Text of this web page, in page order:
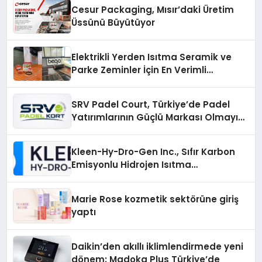
Cesur Packaging, Mısır’daki Üretim
Üssünü Büyütüyor
Elektrikli Yerden Isıtma Seramik ve
Parke Zeminler İçin En Verimli
SRV Padel Court, Türkiye’de Padel
Yatırımlarının Güçlü Markası Olmayı
Kleen-Hy-Dro-Gen Inc., Sıfır Karbon
Emisyonlu Hidrojen Isıtma
Marie Rose kozmetik sektörüne giriş
yaptı
Daikin’den akıllı iklimlendirmede yeni
dönem: Madoka Plus Türkiye’de